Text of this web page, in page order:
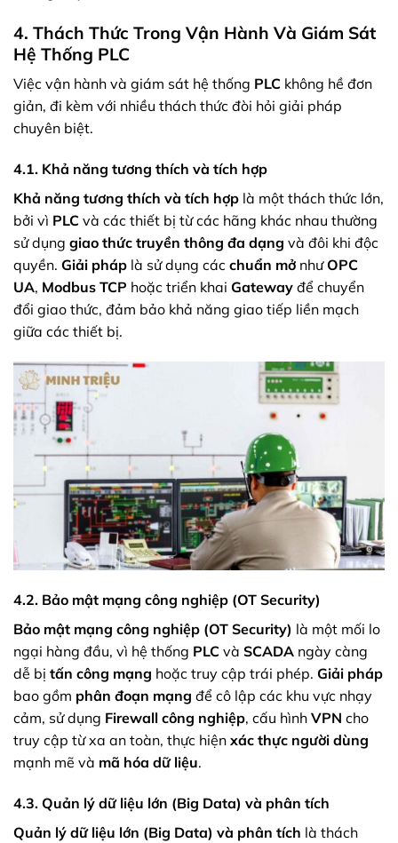
4. Thách Thức Trong Vận Hành Và Giám Sát
Hệ Thống PLC
Việc vận hành và giám sát hệ thống PLC không hề đơn
giản, đi kèm với nhiều thách thức đòi hỏi giải pháp
chuyên biệt.
4.1. Khả năng tương thích và tích hợp
Khả năng tương thích và tích hợp là một thách thức lớn,
bởi vì PLC và các thiết bị từ các hãng khác nhau thường
sử dụng giao thức truyền thông đa dạng và đôi khi độc
quyền. Giải pháp là sử dụng các chuẩn mở nhưOPC
UA, Modbus TCP hoặc triển khai Gateway để chuyển
đổi giao thức, đảm bảo khả năng giao tiếp liền mạch
giữa các thiết bị.
4.2. Bảo mật mạng công nghiệp (OT Security)
Bảo mật mạng công nghiệp (OT Security) là một mối lo
ngại hàng đầu, vì hệ thống PLC và SCADA ngày càng
dễ bị tấn công mạng hoặc truy cập trái phép. Giải pháp
bao gồm phân đoạn mạng để cô lập các khu vực nhạy
cảm, sử dụng Firewall công nghiệp, cấu hình VPN cho
truy cập từ xa an toàn, thực hiện xác thực người dùng
mạnh mẽ và mã hóa dữ liệu.
4.3. Quản lý dữ liệu lớn (Big Data) và phân tích
Quản lý dữ liệu lớn (Big Data) và phân tích là thách